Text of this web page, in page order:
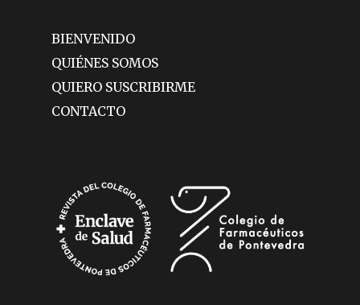
BIENVENIDO
QUIÉNES SOMOS
QUIERO SUSCRIBIRME
CONTACTO